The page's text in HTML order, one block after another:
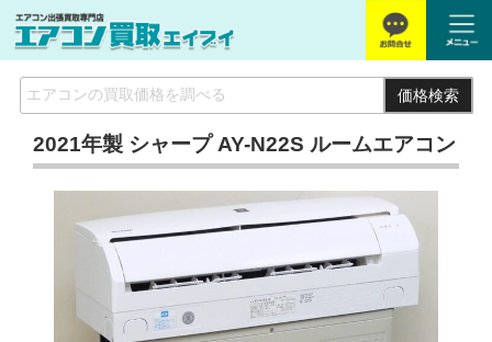
価格検索
2021年製 シャープ AY-N22S ルームエアコン